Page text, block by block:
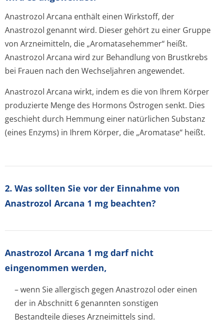
Anastrozol Arcana enthält einen Wirkstoff, der
Anastrozol genannt wird. Dieser gehört zu einer Gruppe
von Arzneimitteln, die „Aromatasehemmer“ heißt.
Anastrozol Arcana wird zur Behandlung von Brustkrebs
bei Frauen nach den Wechseljahren angewendet.
Anastrozol Arcana wirkt, indem es die von Ihrem Körper
produzierte Menge des Hormons Östrogen senkt. Dies
geschieht durch Hemmung einer natürlichen Substanz
(eines Enzyms) in Ihrem Körper, die „Aromatase“ heißt.
2. Was sollten Sie vor der Einnahme von
Anastrozol Arcana 1 mg beachten?
Anastrozol Arcana 1 mg darf nicht
eingenommen werden,
– wenn Sie allergisch gegen Anastrozol oder einen
der in Abschnitt 6 genannten sonstigen
Bestandteile dieses Arzneimittels sind.